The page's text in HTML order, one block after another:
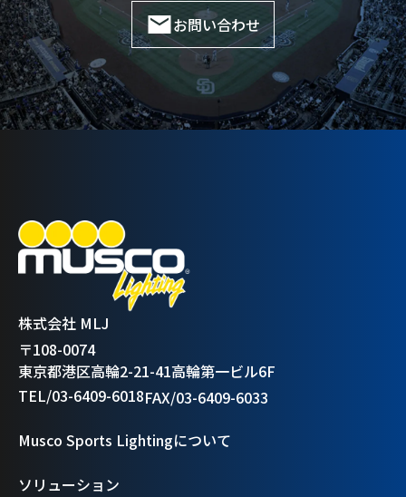
お問い合わせ
株式会社 MLJ
〒108-0074
東京都港区高輪2-21-41高輪第一ビル6F
TEL/03-6409-6018FAX/03-6409-6033
Musco Sports Lightingについて
ソリューション